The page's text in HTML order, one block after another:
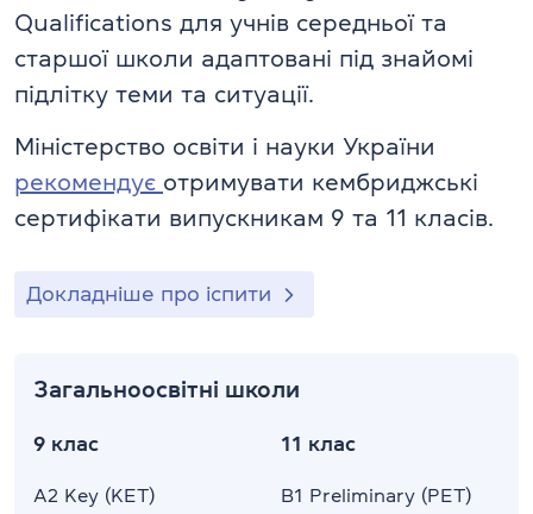
Qualifications для учнів середньої та
старшої школи адаптовані під знайомі
підлітку теми та ситуації.
Міністерство освіти і науки України
рекомендує отримувати кембриджські
сертифікати випускникам 9 та 11 класів.
Докладніше про іспити
Загальноосвітні школи
9 клас
A2 Key (KET)
11 клас
B1 Preliminary (PET)